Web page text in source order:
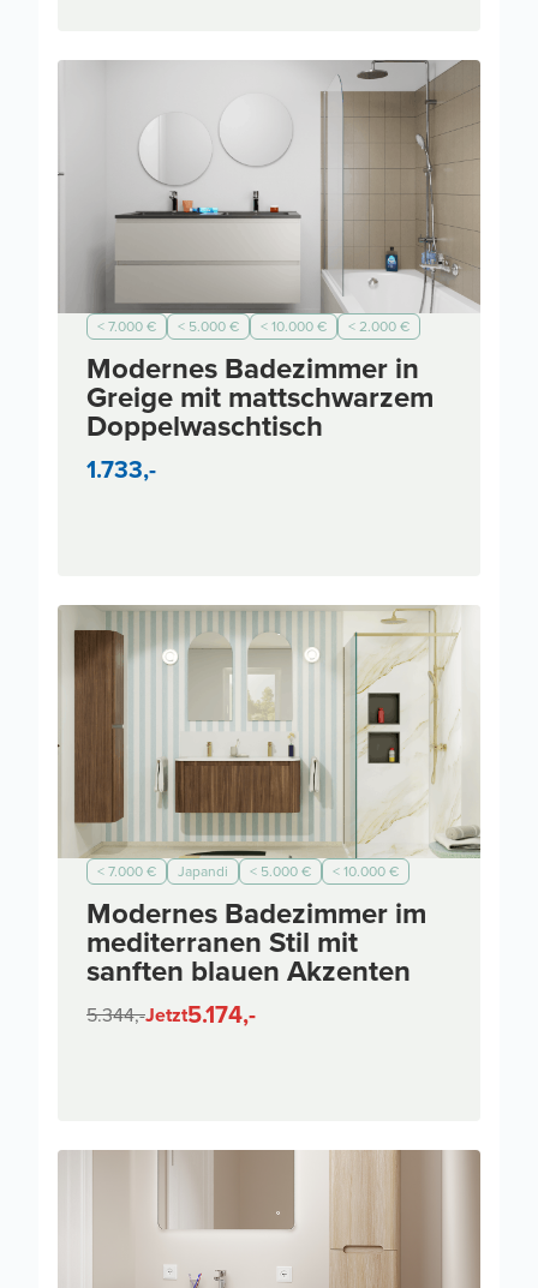
< 7.000 € < 5.000 € < 10.000 € < 2.000 €
Modernes Badezimmer in
Greige mit mattschwarzem
Doppelwaschtisch
1.733,-
< 7.000 € Japandi < 5.000 € < 10.000 €
Modernes Badezimmer im
mediterranen Stil mit
sanften blauen Akzenten
5.344,-Jetzt5.174,-